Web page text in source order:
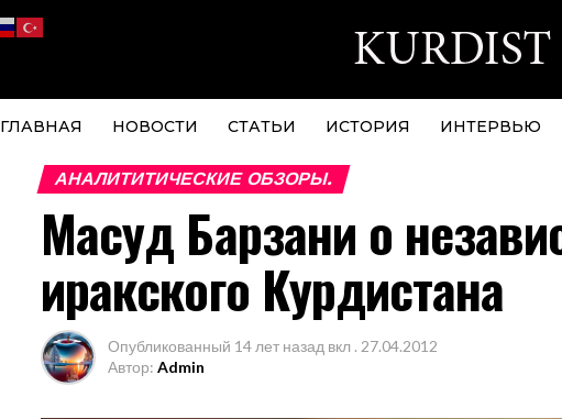
ГЛАВНАЯ НОВОСТИ СТАТЬИ ИСТОРИЯ ИНТЕРВЬЮ
АНАЛИТИТИЧЕСКИЕ ОБЗОРЫ.
Масуд Барзани о
иракского Курдистана
Опубликованный 14 лет назад вкл . 27.04.2012
Автор: Admin